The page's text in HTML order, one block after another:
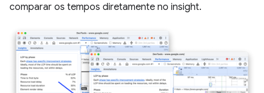
comparar os tempos diretamente no insight.